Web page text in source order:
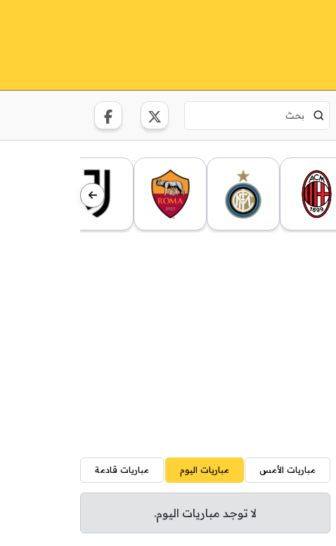
مباريات الأمس مباريات اليوم مباريات قادمة
لا توجد مباريات اليوم.